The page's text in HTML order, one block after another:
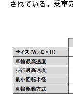
されている。乗車